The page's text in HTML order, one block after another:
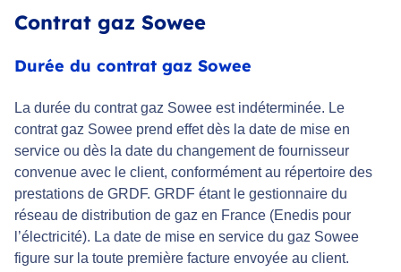
Contrat gaz Sowee
Durée du contrat gaz Sowee
La durée du contrat gaz Sowee est indéterminée. Le
contrat gaz Sowee prend effet dès la date de mise en
service ou dès la date du changement de fournisseur
convenue avec le client, conformément au répertoire des
prestations de GRDF. GRDF étant le gestionnaire du
réseau de distribution de gaz en France (Enedis pour
l’électricité). La date de mise en service du gaz Sowee
figure sur la toute première facture envoyée au client.